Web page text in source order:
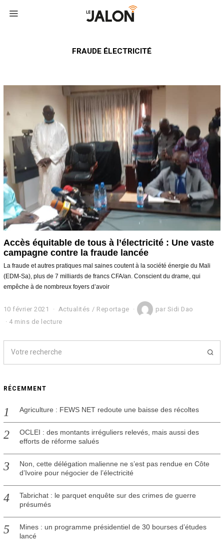
FRAUDE ÉLECTRICITÉ
Accès équitable de tous à l’électricité : Une vaste
campagne contre la fraude lancée
La fraude et autres pratiques mal saines coutent à la société énergie du Mali
(EDM-Sa), plus de 7 milliards de francs CFA/an. Conscient du drame, qui
empêche à de nombreux foyers d’avoir
10 février 2021
0
f
r
i
2
Actualités / Reportage par Sidi Dao
4 mins de lecture
RÉCEMMENT
Agriculture : FEWS NET redoute une baisse des récoltes
OCLEI : des montants irréguliers relevés, mais aussi des
efforts de réforme salués
Non, cette délégation malienne ne s’est pas rendue en Côte
d’Ivoire pour négocier de l’électricité
Tabrichat : le parquet enquête sur des crimes de guerre
présumés
Mines : un programme présidentiel de 30 bourses d’études
lancé